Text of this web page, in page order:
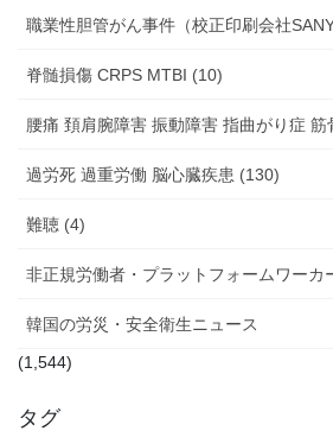
職業性胆管がん事件（校正印刷会社
脊髄損傷 CRPS MTBI (10)
腰痛 頚肩腕障害 振動障害 指曲がり症 筋
過労死 過重労働 脳心臓疾患 (130)
難聴 (4)
非正規労働者・プラットフォームワーカ
韓国の労災・安全衛生ニュース
(1,544)
タグ